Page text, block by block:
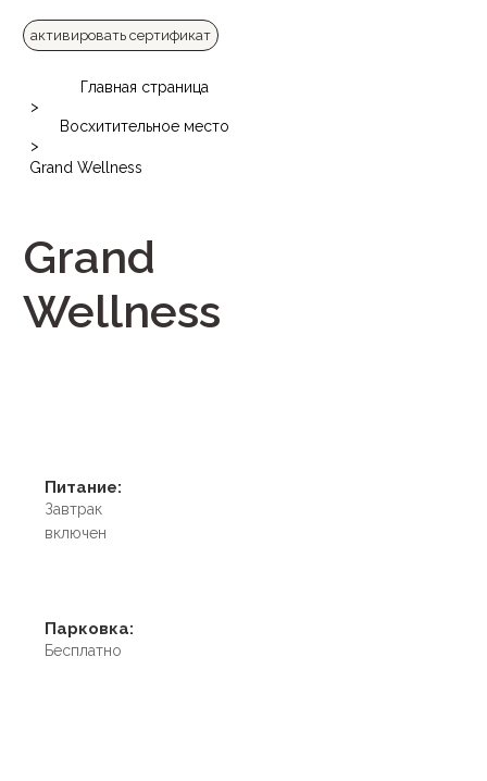
активировать сертификат
Главная страница
>
Восхитительное место
>
Grand Wellness
Grand
Wellness
Питание:
Завтрак
включен
Парковка:
Бесплатно